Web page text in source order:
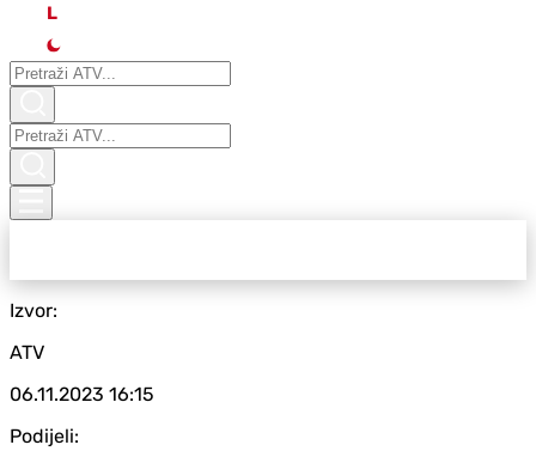
L
Izvor:
ATV
06.11.2023 16:15
Podijeli: